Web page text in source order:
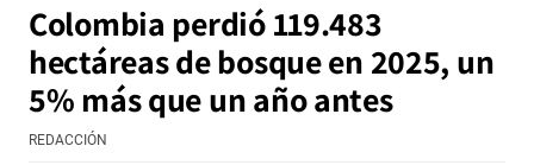
Colombia perdió 119.483
hectáreas de bosque en 2025, un
5% más que un año antes
REDACCIÓN